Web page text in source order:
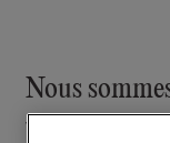
Nous
Vous pouvez